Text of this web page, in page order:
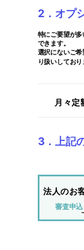
2．オプ
特にご要望が
できます。
選択にないご
り扱いしており
月々定
3．上記
法人のお
審査申込